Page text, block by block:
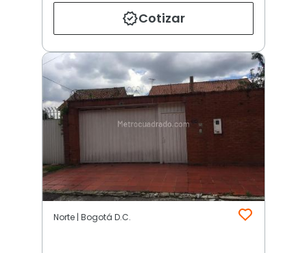
Cotizar
Norte | Bogotá D.C.